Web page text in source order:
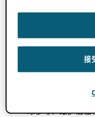
现在是我们的当前
2022-2025 战略计
一个所有参与研
身份，并跨越学科
系在一起的世界
域（增加会员价
球参与、维护信任
接